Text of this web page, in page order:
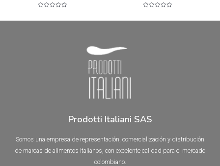
Prodotti Italiani SAS
Somos una empresa de representación, comercialización y distribución
de marcas de alimentos Italianos, con excelente calidad para el mercado
colombiano.